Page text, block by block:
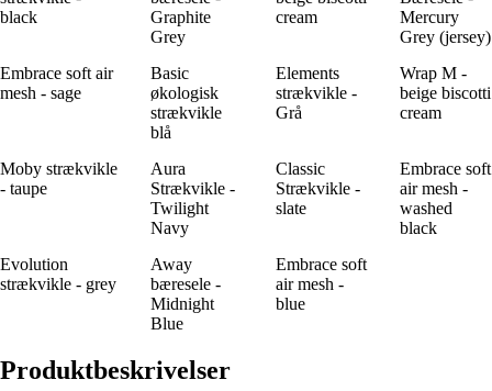
black
Graphite
Grey
cream
Mercury
Grey (jersey)
Embrace soft air
mesh - sage
Basic
økologisk
strækvikle
blå
Elements
strækvikle -
Grå
Wrap M -
beige biscotti
cream
Moby strækvikle
- taupe
Aura
Strækvikle -
Twilight
Navy
Classic
Strækvikle -
slate
Embrace soft
air mesh -
washed
black
Evolution
strækvikle - grey
Away
bæresele -
Midnight
Blue
Embrace soft
air mesh -
blue
Produktbeskrivelser